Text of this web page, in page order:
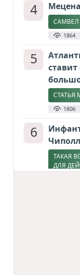
4
САМВЕЛ
1864
5
СТАТЬЯ
1806
6
ТАКАЯ
ДЛЯ